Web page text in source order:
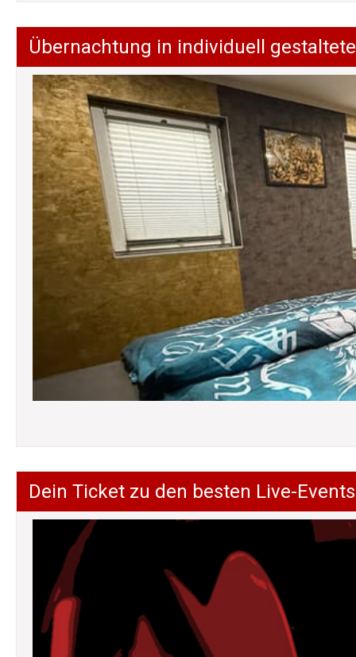
Übernachtung in individuell
Dein Ticket zu den besten Live-Events